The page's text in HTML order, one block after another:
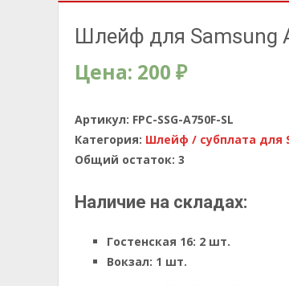
Шлейф для Samsung
Цена: 200 ₽
Артикул: FPC-SSG-A750F-SL
Категория: Шлейф / субплата для
Общий остаток: 3
Наличие на складах:
Гостенская 16: 2 шт.
Вокзал: 1 шт.